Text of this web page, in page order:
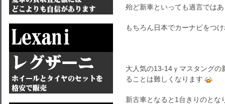
殆ど新車といっても過言では
もちろん日本でカーナビをつ
大人気の13-14ｙマスタングの
ることは難しくなります
新古車となると1台きりのとな